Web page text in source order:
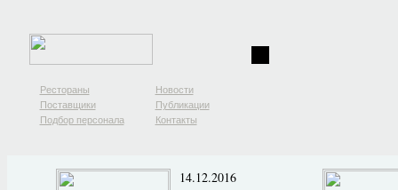
Рестораны
Новости
Поставщики
Публикации
Подбор персонала
Контакты
14.12.2016